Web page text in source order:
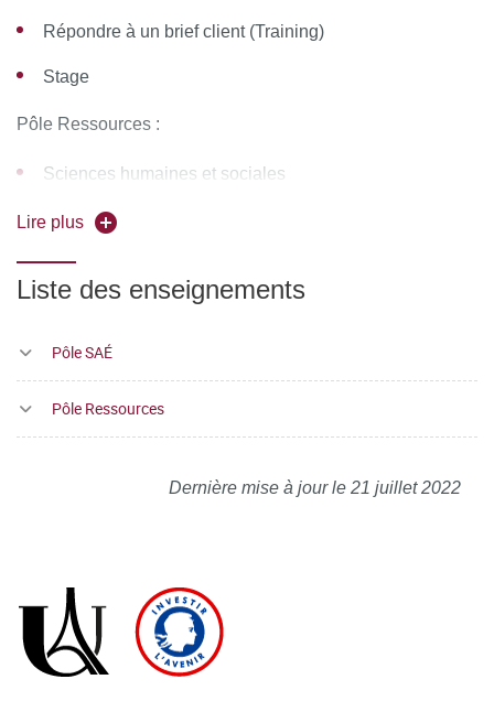
Répondre à un brief client (Training)
Stage
Pôle Ressources :
Sciences humaines et sociales
Droit de l'information-communication
Veille
Lire plus
Liste des enseignements
Pôle SAÉ
Pôle Ressources
Dernière mise à jour le 21 juillet 2022